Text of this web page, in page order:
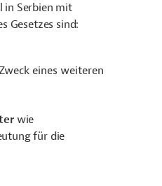
in Serbien mit
Gesetzes sind:
eines weiteren
wie
für die